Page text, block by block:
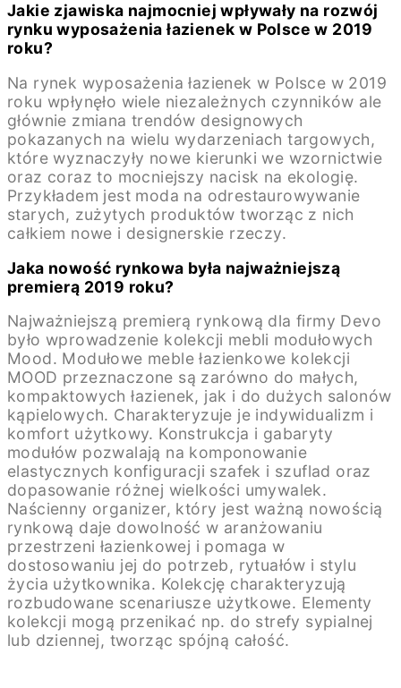
Jakie zjawiska najmocniej wpływały na rozwój
rynku wyposażenia łazienek w Polsce w 2019
roku?
Na rynek wyposażenia łazienek w Polsce w 2019
roku wpłynęło wiele niezależnych czynników ale
głównie zmiana trendów designowych
pokazanych na wielu wydarzeniach targowych,
które wyznaczyły nowe kierunki we wzornictwie
oraz coraz to mocniejszy nacisk na ekologię.
Przykładem jest moda na odrestaurowywanie
starych, zużytych produktów tworząc z nich
całkiem nowe i designerskie rzeczy.
Jaka nowość rynkowa była najważniejszą
premierą 2019 roku?
Najważniejszą premierą rynkową dla firmy Devo
było wprowadzenie kolekcji mebli modułowych
Mood. Modułowe meble łazienkowe kolekcji
MOOD przeznaczone są zarówno do małych,
kompaktowych łazienek, jak i do dużych salonów
kąpielowych. Charakteryzuje je indywidualizm i
komfort użytkowy. Konstrukcja i gabaryty
modułów pozwalają na komponowanie
elastycznych konfiguracji szafek i szuflad oraz
dopasowanie różnej wielkości umywalek.
Naścienny organizer, który jest ważną nowością
rynkową daje dowolność w aranżowaniu
przestrzeni łazienkowej i pomaga w
dostosowaniu jej do potrzeb, rytuałów i stylu
życia użytkownika. Kolekcję charakteryzują
rozbudowane scenariusze użytkowe. Elementy
kolekcji mogą przenikać np. do strefy sypialnej
lub dziennej, tworząc spójną całość.